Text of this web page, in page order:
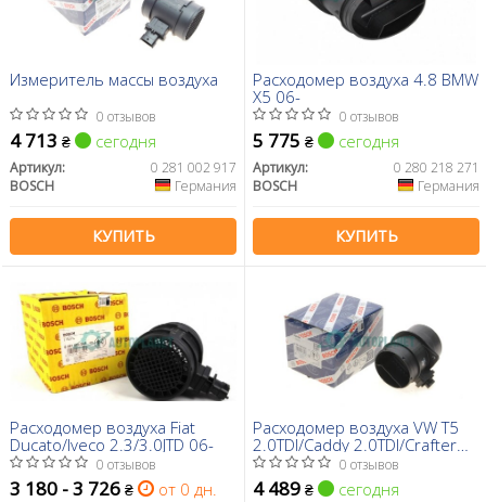
Измеритель массы воздуха
0 отзывов
4 713 ₴ сегодня
Артикул:
0 281 002 917
BOSCH
Германия
КУПИТЬ
Расходомер воздуха 4.8 BMW
X5 06-
0 отзывов
5 775 ₴ сегодня
Артикул:
0 280 218 271
BOSCH
Германия
КУПИТЬ
Расходомер воздуха Fiat
Ducato/Iveco 2.3/3.0JTD 06-
0 отзывов
3 180 - 3 726 ₴ от 0 дн.
Расходомер воздуха VW T5
2.0TDI/Caddy 2.0TDI/Crafter
2.0TDI 10-
0 отзывов
4 489 ₴ сегодня